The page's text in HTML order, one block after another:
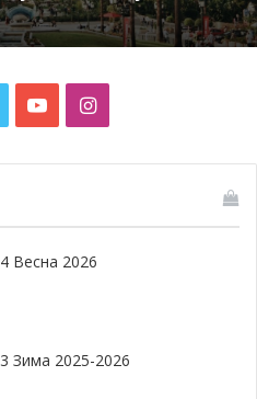
YouTubeInstagram
Весна 2026
Зима 2025-2026